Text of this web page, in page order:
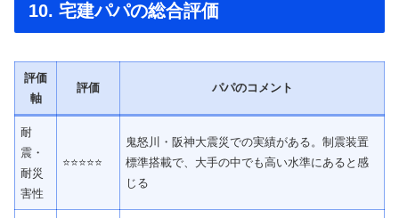
10. 宅建パパの総合評価
評価
軸
評価 パパのコメント
耐
震・
耐災
害性
⭐⭐⭐⭐⭐
鬼怒川・阪神大震災での実績がある。制震装置
標準搭載で、大手の中でも高い水準にあると感
じる